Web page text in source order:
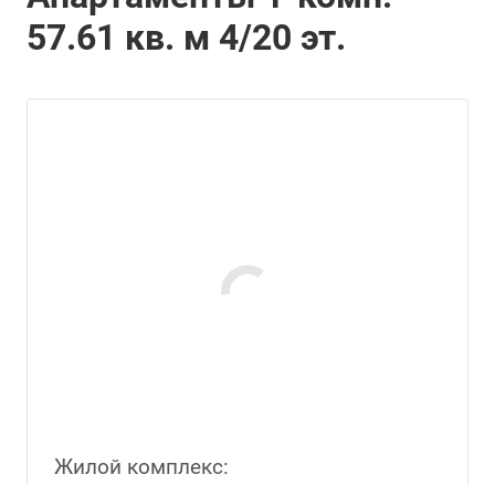
57.61 кв. м 4/20 эт.
Жилой комплекс: